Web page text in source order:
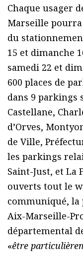
Chaque usager
Marseille
du
15 et dimanche
samedi 22 et
600 places de
dans 9 parkings
Castellane,
d’Orves,
de Ville,
les parkings
Saint-Just, et La
ouverts tout le
communiqué, la
Aix-Marseille-
départemental
«être